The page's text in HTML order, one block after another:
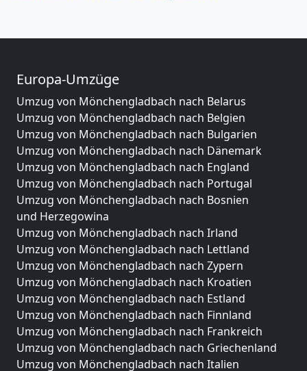
Europa-Umzüge
Umzug von Mönchengladbach nach Belarus
Umzug von Mönchengladbach nach Belgien
Umzug von Mönchengladbach nach Bulgarien
Umzug von Mönchengladbach nach Dänemark
Umzug von Mönchengladbach nach England
Umzug von Mönchengladbach nach Portugal
Umzug von Mönchengladbach nach Bosnien
und Herzegowina
Umzug von Mönchengladbach nach Irland
Umzug von Mönchengladbach nach Lettland
Umzug von Mönchengladbach nach Zypern
Umzug von Mönchengladbach nach Kroatien
Umzug von Mönchengladbach nach Estland
Umzug von Mönchengladbach nach Finnland
Umzug von Mönchengladbach nach Frankreich
Umzug von Mönchengladbach nach Griechenland
Umzug von Mönchengladbach nach Italien